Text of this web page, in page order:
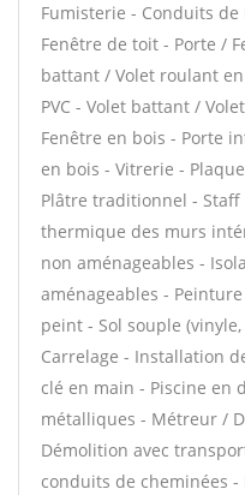
Fumisterie - Conduits
Fenêtre de toit - Porte /
battant / Volet roulant
PVC - Volet battant /
Fenêtre en bois - Porte
en bois - Vitrerie -
Plâtre traditionnel -
thermique des murs
non aménageables -
aménageables -
peint - Sol souple
Carrelage - Installation
clé en main - Piscine en
métalliques - Métreur /
Démolition avec
conduits de cheminées -